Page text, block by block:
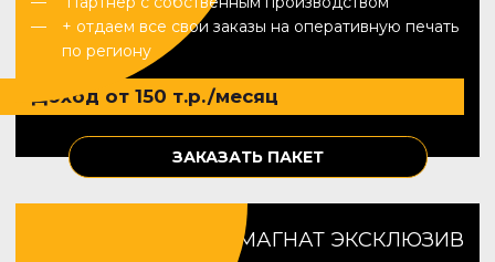
+ отдаем все свои заказы на оперативную печать
по региону
Доход от 150 т.р./месяц
ЗАКАЗАТЬ ПАКЕТ
МАГНАТ ЭКСКЛЮЗИВ